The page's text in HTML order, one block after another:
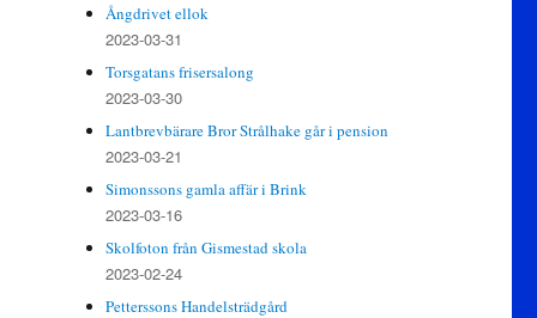
Ångdrivet ellok
2023-03-31
Torsgatans frisersalong
2023-03-30
Lantbrevbärare Bror Strålhake går i pension
2023-03-21
Simonssons gamla affär i Brink
2023-03-16
Skolfoton från Gismestad skola
2023-02-24
Petterssons Handelsträdgård